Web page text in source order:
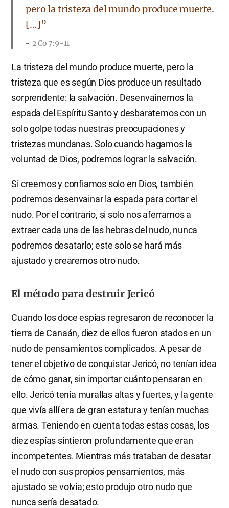
pero la tristeza del mundo produce muerte.
[…]”
2 Co 7:9-11
La tristeza del mundo produce muerte, pero la
tristeza que es según Dios produce un resultado
sorprendente: la salvación. Desenvainemos la
espada del Espíritu Santo y desbaratemos con un
solo golpe todas nuestras preocupaciones y
tristezas mundanas. Solo cuando hagamos la
voluntad de Dios, podremos lograr la salvación.
Si creemos y confiamos solo en Dios, también
podremos desenvainar la espada para cortar el
nudo. Por el contrario, si solo nos aferramos a
extraer cada una de las hebras del nudo, nunca
podremos desatarlo; este solo se hará más
ajustado y crearemos otro nudo.
El método para destruir Jericó
Cuando los doce espías regresaron de reconocer la
tierra de Canaán, diez de ellos fueron atados en un
nudo de pensamientos complicados. A pesar de
tener el objetivo de conquistar Jericó, no tenían idea
de cómo ganar, sin importar cuánto pensaran en
ello. Jericó tenía murallas altas y fuertes, y la gente
que vivía allí era de gran estatura y tenían muchas
armas. Teniendo en cuenta todas estas cosas, los
diez espías sintieron profundamente que eran
incompetentes. Mientras más trataban de desatar
el nudo con sus propios pensamientos, más
ajustado se volvía; esto produjo otro nudo que
nunca sería desatado.